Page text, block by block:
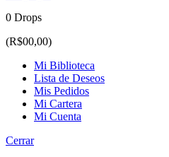
0 Drops
(R$00,00)
Mi Biblioteca
Lista de Deseos
Mis Pedidos
Mi Cartera
Mi Cuenta
Cerrar